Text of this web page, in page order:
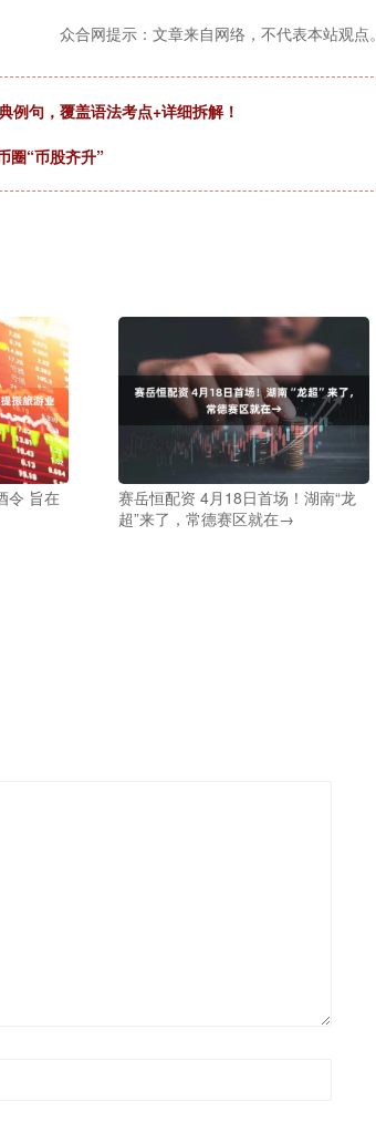
众合网提示：文章来自网络，不代表本站观点。
例句，覆盖语法考点+详细拆解！
圈“币股齐升”
令 旨在
赛岳恒配资 4月18日首场！湖南“龙
超”来了，常德赛区就在→